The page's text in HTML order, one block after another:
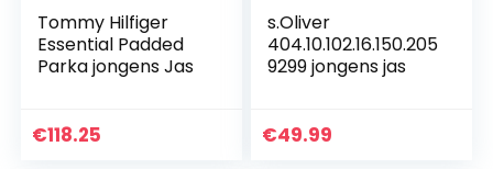
Tommy Hilfiger
Essential Padded
Parka jongens Jas
€118.25
s.Oliver
404.10.102.16.150.205
9299 jongens jas
€49.99